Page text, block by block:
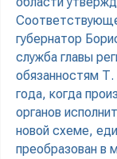
губернатор
служба главы
обязанностям Т.
года, когда
органов
новой схеме,
преобразован в